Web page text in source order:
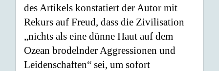
des Artikels konstatiert der Autor mit
Rekurs auf Freud, dass die Zivilisation
„nichts als eine dünne Haut auf dem
Ozean brodelnder Aggressionen und
Leidenschaften“ sei, um sofort